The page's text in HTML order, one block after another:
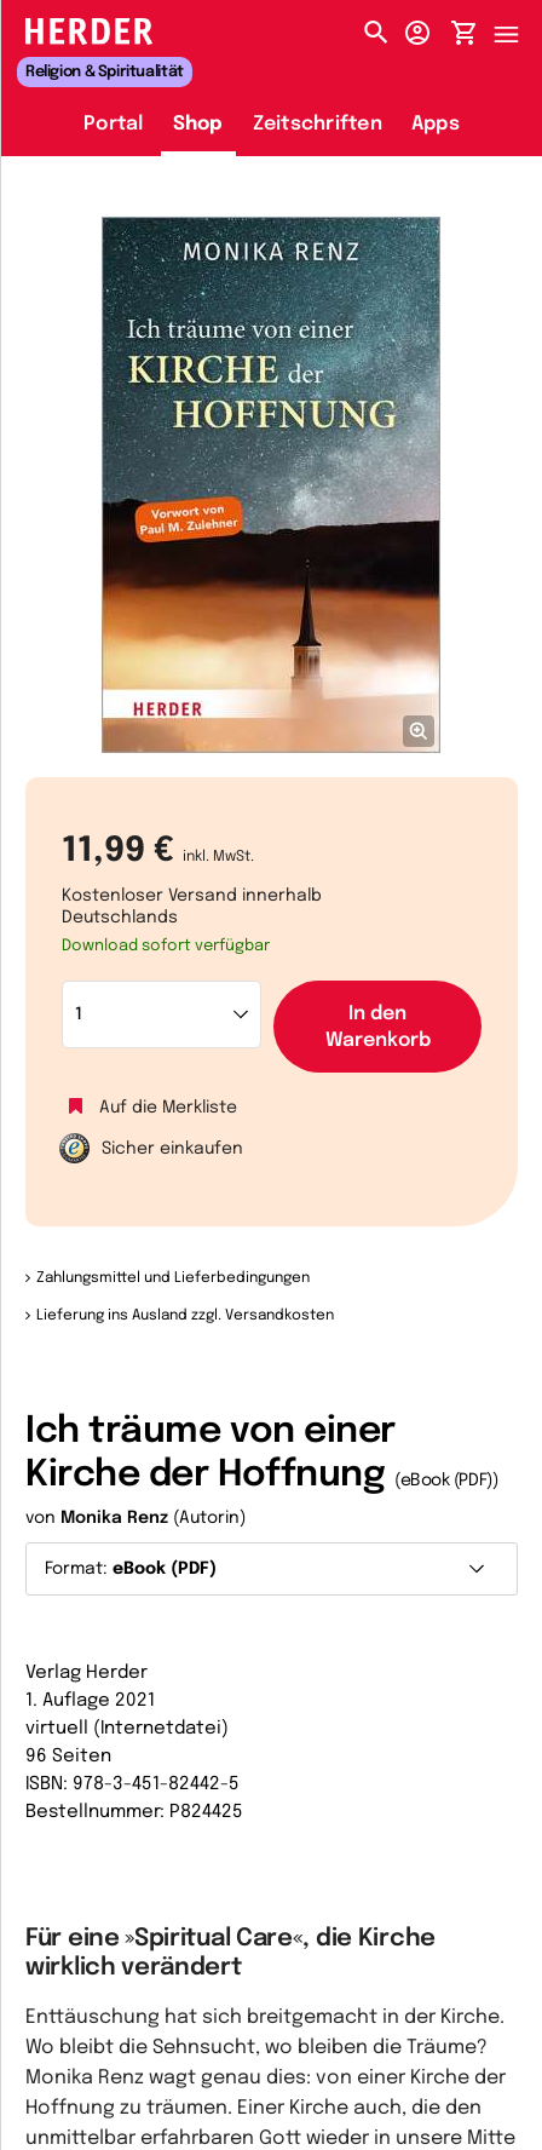
HERDER-MENÜ
Religion & Spiritualität
Portal Shop Zeitschriften Apps
11,99 € inkl. MwSt.
Kostenloser Versand innerhalb
Deutschlands
Download sofort verfügbar
In den
Warenkorb
Auf die Merkliste
Sicher einkaufen
Zahlungsmittel und Lieferbedingungen
Lieferung ins Ausland zzgl. Versandkosten
Ich träume von einer
Kirche der Hoffnung
(eBook (PDF))
von Monika Renz (Autorin)
Format: eBook (PDF)
Verlag Herder
1. Auflage 2021
virtuell (Internetdatei)
96 Seiten
ISBN: 978-3-451-82442-5
Bestellnummer: P824425
Für eine »Spiritual Care«, die Kirche
wirklich verändert
Enttäuschung hat sich breitgemacht in der Kirche.
Wo bleibt die Sehnsucht, wo bleiben die Träume?
Monika Renz wagt genau dies: von einer Kirche der
Hoffnung zu träumen. Einer Kirche auch, die den
unmittelbar erfahrbaren Gott wieder in unsere Mitte